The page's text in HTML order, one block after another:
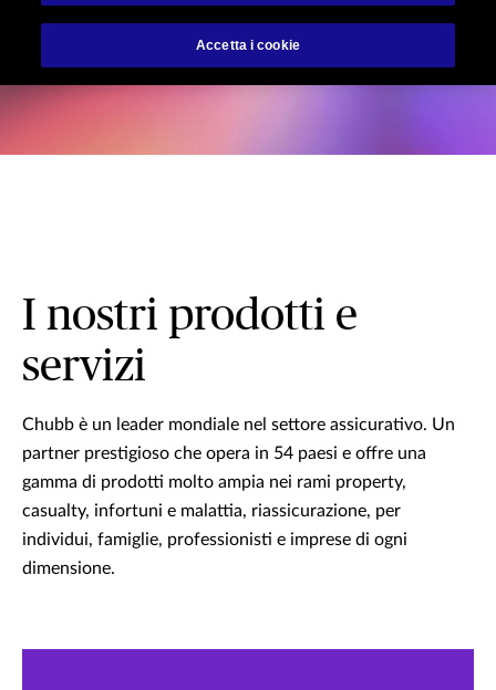
I nostri prodotti e
servizi
Chubb è un leader mondiale nel settore assicurativo. Un
partner prestigioso che opera in 54 paesi e offre una
gamma di prodotti molto ampia nei rami property,
casualty, infortuni e malattia, riassicurazione, per
individui, famiglie, professionisti e imprese di ogni
dimensione.
Accetta i cookie